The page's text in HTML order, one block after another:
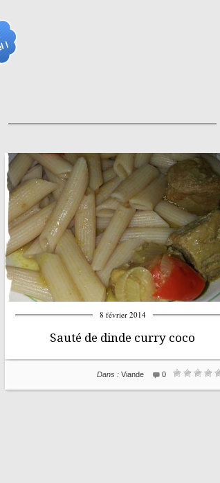
8 février 2014
Sauté de dinde curry coco
0
Dans : Viande